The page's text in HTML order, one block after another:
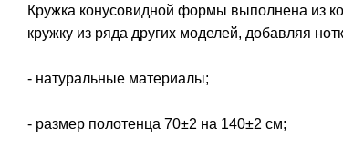
Кружка конусовидной формы выполнена из
кружку из ряда других моделей, добавляя
- натуральные материалы;
- размер полотенца 70±2 на 140±2 см;